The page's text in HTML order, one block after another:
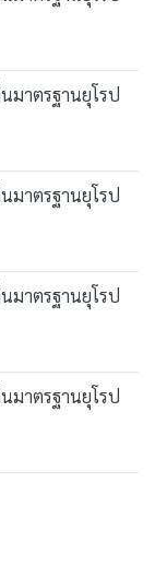
มาตรฐานยุโรป
มาตรฐานยุโรป
มาตรฐานยุโรป
มาตรฐานยุโรป